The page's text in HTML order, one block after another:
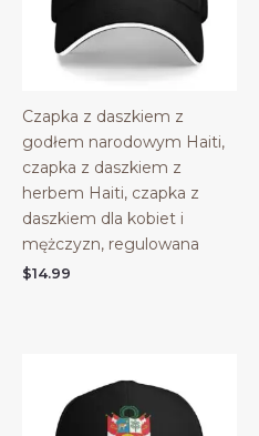
Czapka z daszkiem z
godłem narodowym Haiti,
czapka z daszkiem z
herbem Haiti, czapka z
daszkiem dla kobiet i
mężczyzn, regulowana
$14.99